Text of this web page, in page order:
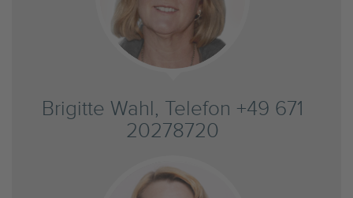
Brigitte Wahl, Telefon +49 671
20278720